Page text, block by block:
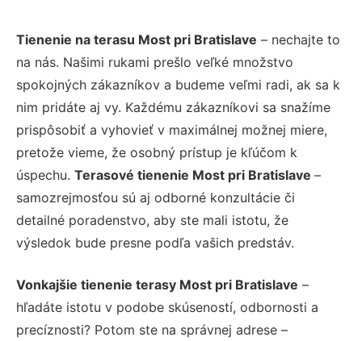
Tienenie na terasu Most pri Bratislave – nechajte to
na nás. Našimi rukami prešlo veľké množstvo
spokojných zákazníkov a budeme veľmi radi, ak sa k
nim pridáte aj vy. Každému zákazníkovi sa snažíme
prispôsobiť a vyhovieť v maximálnej možnej miere,
pretože vieme, že osobný prístup je kľúčom k
úspechu. Terasové tienenie Most pri Bratislave –
samozrejmosťou sú aj odborné konzultácie či
detailné poradenstvo, aby ste mali istotu, že
výsledok bude presne podľa vašich predstáv.
Vonkajšie tienenie terasy Most pri Bratislave –
hľadáte istotu v podobe skúseností, odbornosti a
precíznosti? Potom ste na správnej adrese –